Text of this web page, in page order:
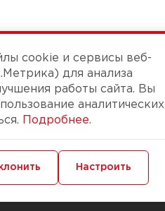
легко работалось
Доставка и оплата
cookie и сервисы веб-
для анализа
работы сайта. Вы
аналитических
Подробнее.
Аналитические
Настроить